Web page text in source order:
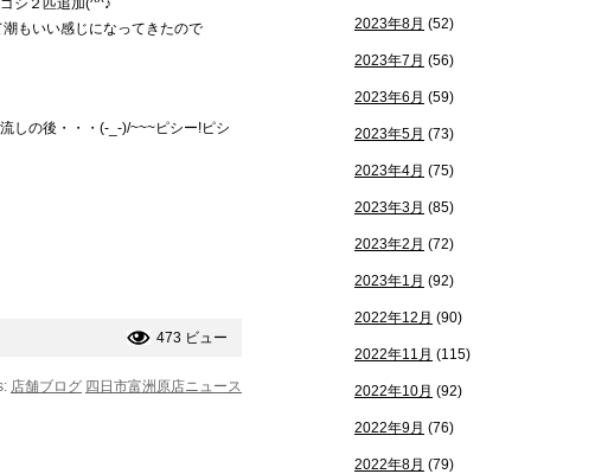
シ２匹追加(^^♪
もいい感じになってきたので
しの後・・・(-_-)/~~~ピシー!ピシ
473 ビュー
店舗ブログ 四日市富洲原店ニュース
2023年8月 (52)
2023年7月 (56)
2023年6月 (59)
2023年5月 (73)
2023年4月 (75)
2023年3月 (85)
2023年2月 (72)
2023年1月 (92)
2022年12月 (90)
2022年11月 (115)
2022年10月 (92)
2022年9月 (76)
2022年8月 (79)